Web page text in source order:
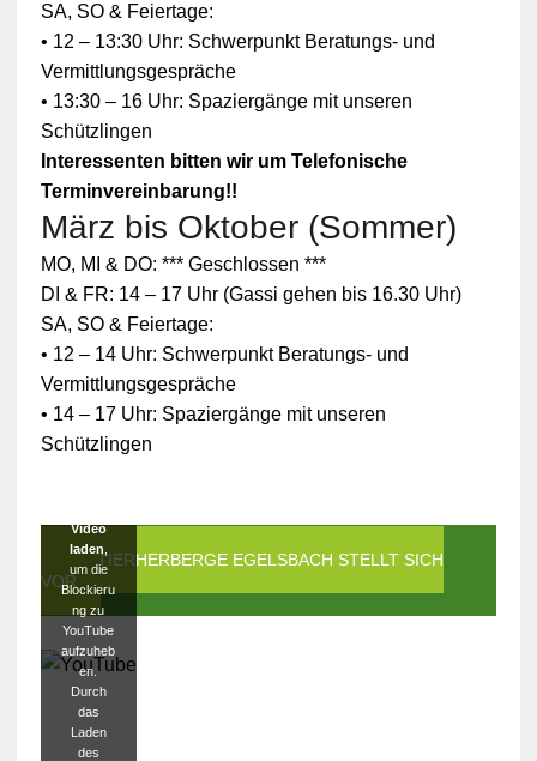
SA, SO & Feiertage:
• 12 – 13:30 Uhr: Schwerpunkt Beratungs- und
Vermittlungsgespräche
• 13:30 – 16 Uhr: Spaziergänge mit unseren
Schützlingen
Interessenten bitten wir um Telefonische
Terminvereinbarung!!
März bis Oktober (Sommer)
MO, MI & DO: *** Geschlossen ***
DI & FR: 14 – 17 Uhr (Gassi gehen bis 16.30 Uhr)
SA, SO & Feiertage:
• 12 – 14 Uhr: Schwerpunkt Beratungs- und
Vermittlungsgespräche
• 14 – 17 Uhr: Spaziergänge mit unseren
Schützlingen
DIE TIERHERBERGE EGELSBACH STELLT SICH
VOR
Zum
Schutz
Ihrer
persönlic
hen
Daten ist
die
Verbindun
g zu
blockiert
Video
laden
um die
Blockieru
ng zu
YouTube
aufzuheb
en.
Durch
das
Laden
des